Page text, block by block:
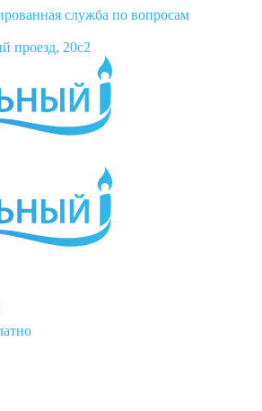
служба по вопросам
проезд, 20с2